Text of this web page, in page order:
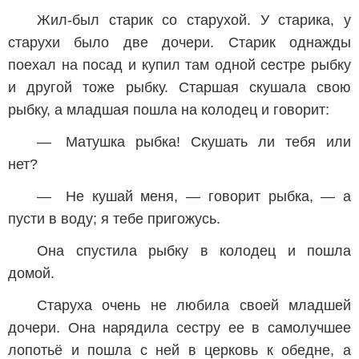
Жил-был старик со старухой. У старика, у
старухи было две дочери. Старик однажды
поехал на посад и купил там одной сестре рыбку
и другой тоже рыбку. Старшая скушала свою
рыбку, а младшая пошла на колодец и говорит:
— Матушка рыбка! Скушать ли тебя или
нет?
— Не кушай меня, — говорит рыбка, — а
пусти в воду; я тебе пригожусь.
Она спустила рыбку в колодец и пошла
домой.
Старуха очень не любила своей младшей
дочери. Она нарядила сестру ее в самолучшее
лопотьё и пошла с ней в церковь к обедне, а